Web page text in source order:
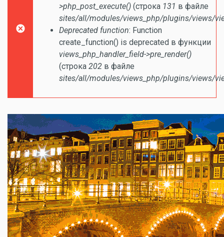
>php_post_execute() (строка 131 в файле
sites/all/modules/views_php/plugins/views/
Deprecated function: Function
create_function() is deprecated в функции
views_php_handler_field->pre_render()
(строка 202 в файле
sites/all/modules/views_php/plugins/views/